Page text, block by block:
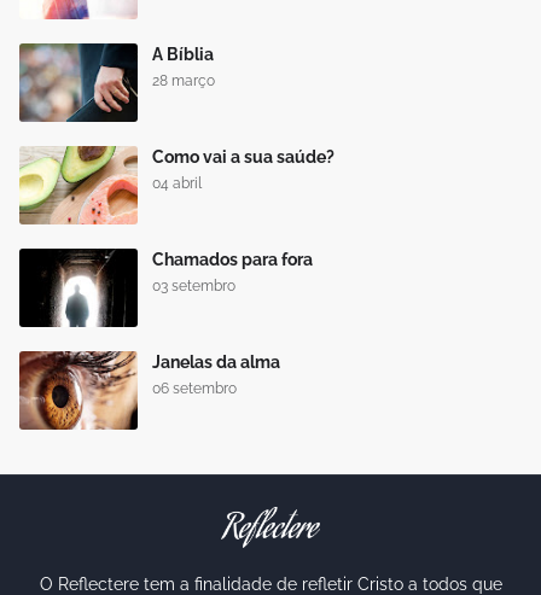
A Bíblia
28 março
Como vai a sua saúde?
04 abril
Chamados para fora
03 setembro
Janelas da alma
06 setembro
O Reflectere tem a finalidade de refletir Cristo a todos que